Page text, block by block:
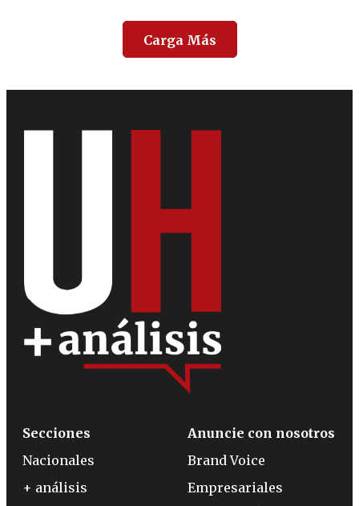
Carga Más
Secciones
Nacionales
+ análisis
Anuncie con nosotros
Brand Voice
Empresariales